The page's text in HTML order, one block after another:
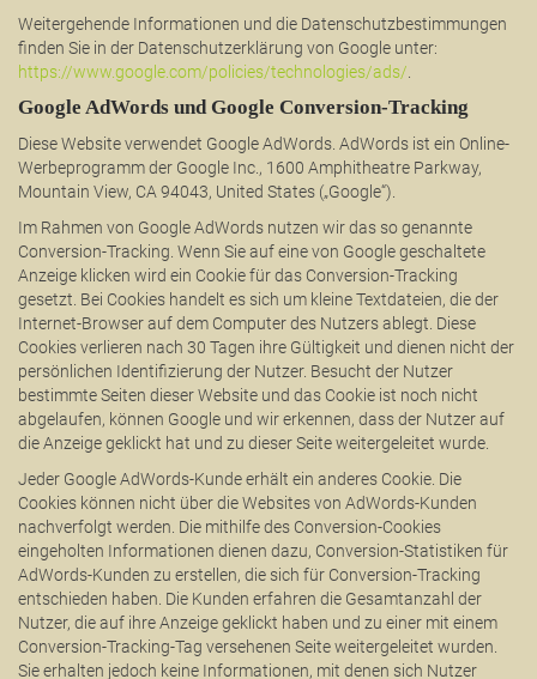
Weitergehende Informationen und die Datenschutzbestimmungen
finden Sie in der Datenschutzerklärung von Google unter:
https://www.google.com/policies/technologies/ads/
Google AdWords und Google Conversion-Tracking
Diese Website verwendet Google AdWords. AdWords ist ein Online-
Werbeprogramm der Google Inc., 1600 Amphitheatre Parkway,
Mountain View, CA 94043, United States („Google“).
Im Rahmen von Google AdWords nutzen wir das so genannte
Conversion-Tracking. Wenn Sie auf eine von Google geschaltete
Anzeige klicken wird ein Cookie für das Conversion-Tracking
gesetzt. Bei Cookies handelt es sich um kleine Textdateien, die der
Internet-Browser auf dem Computer des Nutzers ablegt. Diese
Cookies verlieren nach 30 Tagen ihre Gültigkeit und dienen nicht der
persönlichen Identifizierung der Nutzer. Besucht der Nutzer
bestimmte Seiten dieser Website und das Cookie ist noch nicht
abgelaufen, können Google und wir erkennen, dass der Nutzer auf
die Anzeige geklickt hat und zu dieser Seite weitergeleitet wurde.
Jeder Google AdWords-Kunde erhält ein anderes Cookie. Die
Cookies können nicht über die Websites von AdWords-Kunden
nachverfolgt werden. Die mithilfe des Conversion-Cookies
eingeholten Informationen dienen dazu, Conversion-Statistiken für
AdWords-Kunden zu erstellen, die sich für Conversion-Tracking
entschieden haben. Die Kunden erfahren die Gesamtanzahl der
Nutzer, die auf ihre Anzeige geklickt haben und zu einer mit einem
Conversion-Tracking-Tag versehenen Seite weitergeleitet wurden.
Sie erhalten jedoch keine Informationen, mit denen sich Nutzer